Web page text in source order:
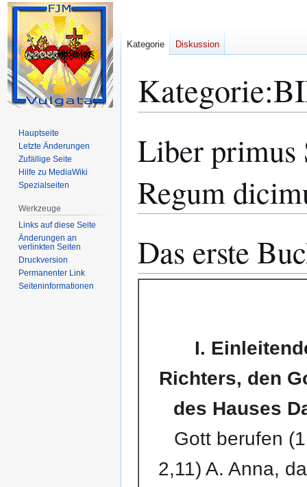
Kategorie:
Navigation
Suche
Liber primus
Regum
Das erste
I.
Richters, den
des Hauses
Gott berufen
2,11) A. Anna,
Kategorie Diskussion
Hauptseite
Letzte Änderungen
Zufällige Seite
Hilfe zu MediaWiki
Spezialseiten
Werkzeuge
Links auf diese Seite
Änderungen an
verlinkten Seiten
Druckversion
Permanenter Link
Seiten­­informationen